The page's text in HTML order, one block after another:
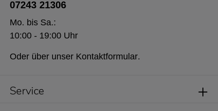
Service
07243 21306
Mo. bis Sa.:
10:00 - 19:00 Uhr
Oder über unser Kontaktformular.